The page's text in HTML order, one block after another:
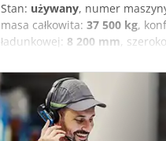
Stan: używany, numer
masa całkowita: 37 500 kg,
ładunkowej: 8 200 mm,
kolor:czerwony, Rok budowy:
8,20 m, 3-osiowe podwozie z
otwierane, tylna klapa
DEALER INTERDRIVE SRL-